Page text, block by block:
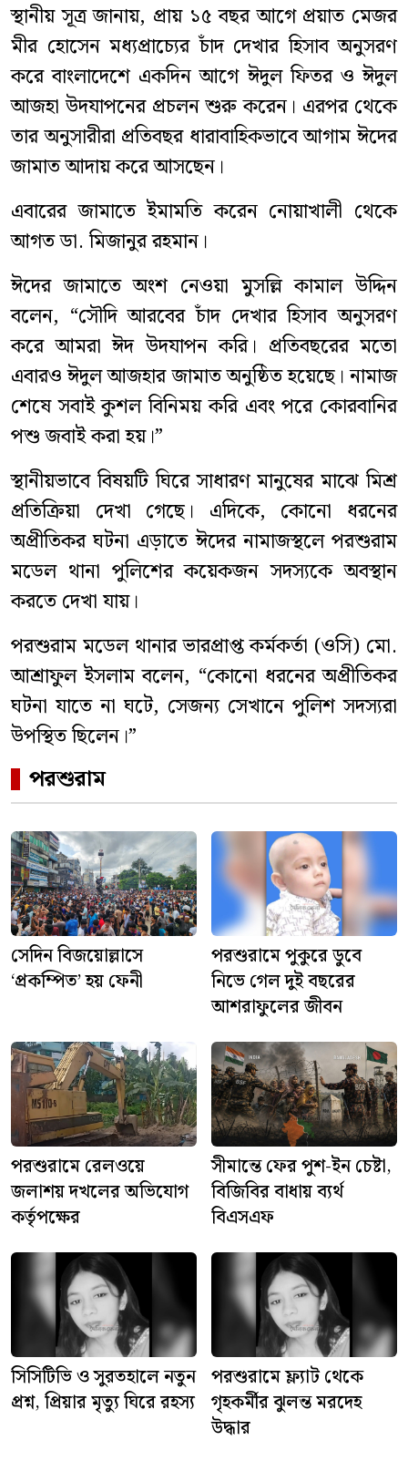
স্থানীয় সূত্র জানায়, প্রায় ১৫ বছর আগে প্রয়াত মেজর
মীর হোসেন মধ্যপ্রাচ্যের চাঁদ দেখার হিসাব অনুসরণ
করে বাংলাদেশে একদিন আগে ঈদুল ফিতর ও ঈদুল
আজহা উদযাপনের প্রচলন শুরু করেন। এরপর থেকে
তার অনুসারীরা প্রতিবছর ধারাবাহিকভাবে আগাম ঈদের
জামাত আদায় করে আসছেন।
এবারের জামাতে ইমামতি করেন নোয়াখালী থেকে
আগত ডা. মিজানুর রহমান।
ঈদের জামাতে অংশ নেওয়া মুসল্লি কামাল উদ্দিন
বলেন, “সৌদি আরবের চাঁদ দেখার হিসাব অনুসরণ
করে আমরা ঈদ উদযাপন করি। প্রতিবছরের মতো
এবারও ঈদুল আজহার জামাত অনুষ্ঠিত হয়েছে। নামাজ
শেষে সবাই কুশল বিনিময় করি এবং পরে কোরবানির
পশু জবাই করা হয়।”
স্থানীয়ভাবে বিষয়টি ঘিরে সাধারণ মানুষের মাঝে মিশ্র
প্রতিক্রিয়া দেখা গেছে। এদিকে, কোনো ধরনের
অপ্রীতিকর ঘটনা এড়াতে ঈদের নামাজস্থলে পরশুরাম
মডেল থানা পুলিশের কয়েকজন সদস্যকে অবস্থান
করতে দেখা যায়।
পরশুরাম মডেল থানার ভারপ্রাপ্ত কর্মকর্তা (ওসি) মো.
আশ্রাফুল ইসলাম বলেন, “কোনো ধরনের অপ্রীতিকর
ঘটনা যাতে না ঘটে, সেজন্য সেখানে পুলিশ সদস্যরা
উপস্থিত ছিলেন।”
পরশুরাম
সেদিন বিজয়োল্লাসে
‘প্রকম্পিত’ হয় ফেনী
পরশুরামে পুকুরে ডুবে
নিভে গেল দুই বছরের
আশরাফুলের জীবন
পরশুরামে রেলওয়ে
জলাশয় দখলের অভিযোগ
কর্তৃপক্ষের
সীমান্তে ফের পুশ-ইন চেষ্টা,
বিজিবির বাধায় ব্যর্থ
বিএসএফ
সিসিটিভি ও সুরতহালে নতুন
প্রশ্ন, প্রিয়ার মৃত্যু ঘিরে রহস্য
পরশুরামে ফ্ল্যাট থেকে
গৃহকর্মীর ঝুলন্ত মরদেহ
উদ্ধার